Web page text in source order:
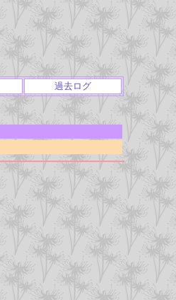
過去ログ